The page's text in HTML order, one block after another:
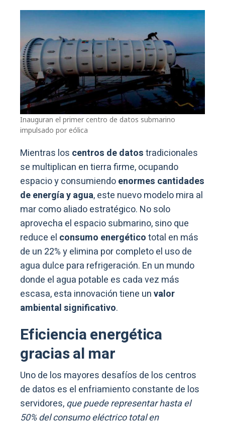
Inauguran el primer centro de datos submarino
impulsado por eólica
Mientras los centros de datostradicionales
se multiplican en tierra firme, ocupando
espacio y consumiendoenormes cantidades
de energía y agua, este nuevo modelo mira al
mar como aliado estratégico. No solo
aprovecha el espacio submarino, sino que
reduce el consumo energéticototal en más
de un 22% y elimina por completo el uso de
agua dulce para refrigeración. En un mundo
donde el agua potable es cada vez más
escasa, esta innovación tiene unvalor
ambiental significativo.
Eficiencia energética
gracias al mar
Uno de los mayores desafíos de los centros
de datos es el enfriamiento constante de los
servidores,que puede representar hasta el
50% del consumo eléctrico total en